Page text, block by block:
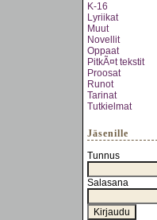
K-16
Lyriikat
Muut
Novellit
Oppaat
PitkÃ¤t tekstit
Proosat
Runot
Tarinat
Tutkielmat
Jäsenille
Tunnus
Salasana